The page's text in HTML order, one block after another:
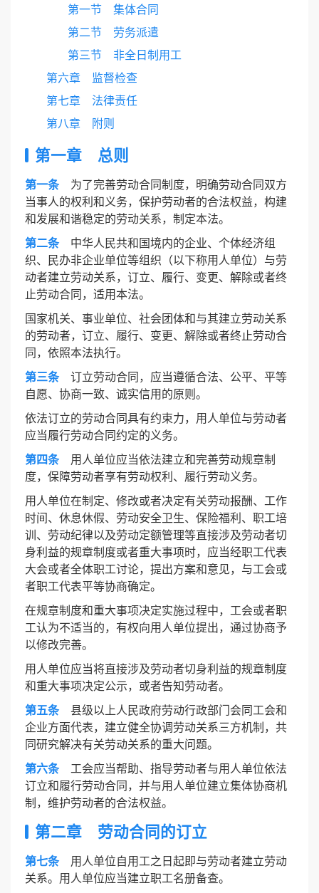
第一节 集体合同
第二节 劳务派遣
第三节 非全日制用工
第六章 监督检查
第七章 法律责任
第八章 附则
第一章 总则
第一条为了完善劳动合同制度，明确劳动合同双方
当事人的权利和义务，保护劳动者的合法权益，构建
和发展和谐稳定的劳动关系，制定本法。
第二条中华人民共和国境内的企业、个体经济组
织、民办非企业单位等组织（以下称用人单位）与劳
动者建立劳动关系，订立、履行、变更、解除或者终
止劳动合同，适用本法。
国家机关、事业单位、社会团体和与其建立劳动关系
的劳动者，订立、履行、变更、解除或者终止劳动合
同，依照本法执行。
第三条订立劳动合同，应当遵循合法、公平、平等
自愿、协商一致、诚实信用的原则。
依法订立的劳动合同具有约束力，用人单位与劳动者
应当履行劳动合同约定的义务。
第四条用人单位应当依法建立和完善劳动规章制
度，保障劳动者享有劳动权利、履行劳动义务。
用人单位在制定、修改或者决定有关劳动报酬、工作
时间、休息休假、劳动安全卫生、保险福利、职工培
训、劳动纪律以及劳动定额管理等直接涉及劳动者切
身利益的规章制度或者重大事项时，应当经职工代表
大会或者全体职工讨论，提出方案和意见，与工会或
者职工代表平等协商确定。
在规章制度和重大事项决定实施过程中，工会或者职
工认为不适当的，有权向用人单位提出，通过协商予
以修改完善。
用人单位应当将直接涉及劳动者切身利益的规章制度
和重大事项决定公示，或者告知劳动者。
第五条县级以上人民政府劳动行政部门会同工会和
企业方面代表，建立健全协调劳动关系三方机制，共
同研究解决有关劳动关系的重大问题。
第六条工会应当帮助、指导劳动者与用人单位依法
订立和履行劳动合同，并与用人单位建立集体协商机
制，维护劳动者的合法权益。
第二章 劳动合同的订立
第七条用人单位自用工之日起即与劳动者建立劳动
关系。用人单位应当建立职工名册备查。